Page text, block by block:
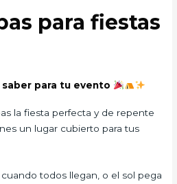
para fiestas
para tu evento
la fiesta perfecta y de repente
un lugar cubierto para tus
todos llegan, o el sol pega